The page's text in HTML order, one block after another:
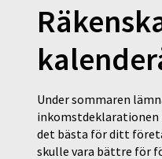
Under sommaren
inkomstdeklarationen
det bästa för ditt
skulle vara bättre för